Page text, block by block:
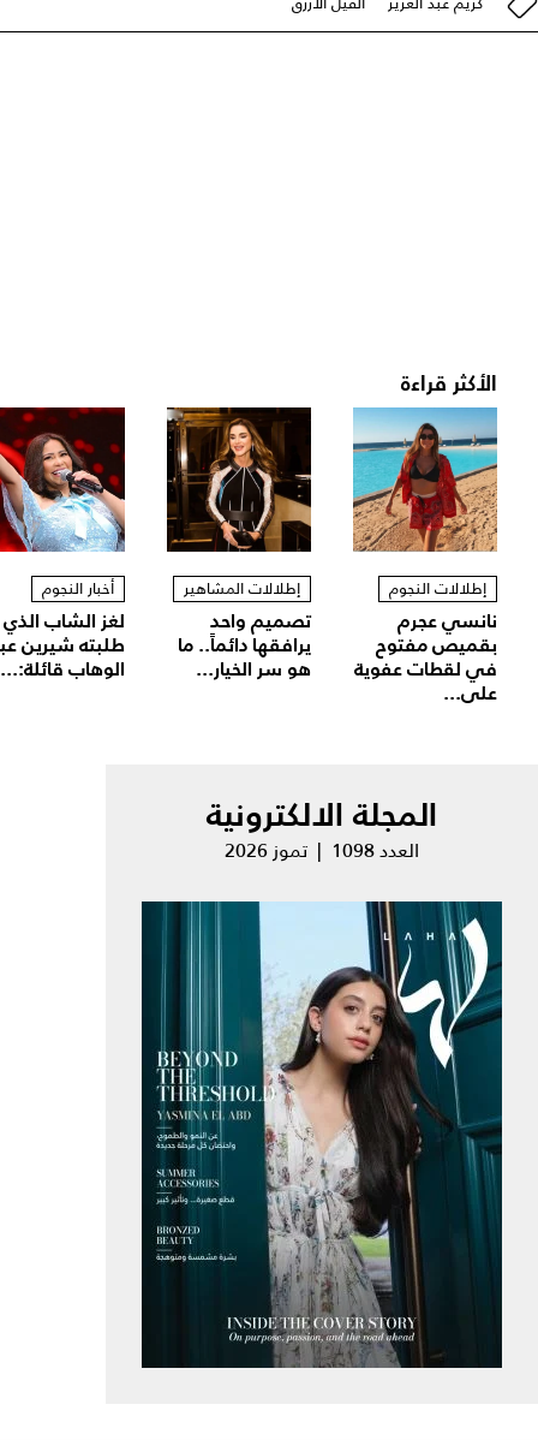
الأكثر قراءة
إطلالات النجوم
نانسي عجرم
بقميص مفتوح
في لقطات عفوية
على...
إطلالات المشاهير
تصميم واحد
يرافقها دائماً.. ما
هو سر الخيار...
أخبار النجوم
لغز الشاب الذي
طلبته شيرين
الوهاب قائلة:...
المجلة الالكترونية
العدد 1098 | تموز 2026